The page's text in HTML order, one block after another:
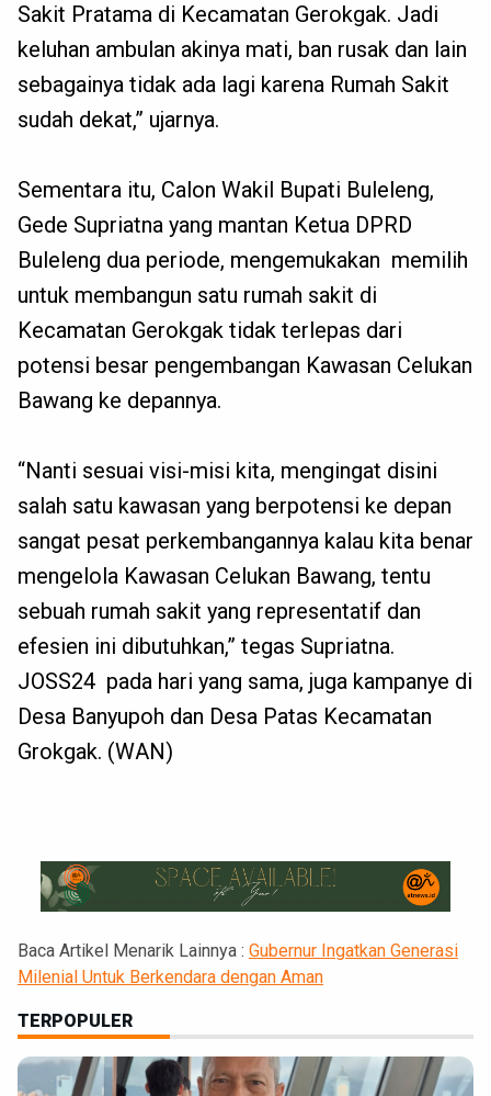
Sakit Pratama di Kecamatan Gerokgak. Jadi
keluhan ambulan akinya mati, ban rusak dan lain
sebagainya tidak ada lagi karena Rumah Sakit
sudah dekat,” ujarnya.
Sementara itu, Calon Wakil Bupati Buleleng,
Gede Supriatna yang mantan Ketua DPRD
Buleleng dua periode, mengemukakan memilih
untuk membangun satu rumah sakit di
Kecamatan Gerokgak tidak terlepas dari
potensi besar pengembangan Kawasan Celukan
Bawang ke depannya.
“Nanti sesuai visi-misi kita, mengingat disini
salah satu kawasan yang berpotensi ke depan
sangat pesat perkembangannya kalau kita benar
mengelola Kawasan Celukan Bawang, tentu
sebuah rumah sakit yang representatif dan
efesien ini dibutuhkan,” tegas Supriatna.
JOSS24 pada hari yang sama, juga kampanye di
Desa Banyupoh dan Desa Patas Kecamatan
Grokgak. (WAN)
Baca Artikel Menarik Lainnya : Gubernur Ingatkan Generasi
Milenial Untuk Berkendara dengan Aman
TERPOPULER